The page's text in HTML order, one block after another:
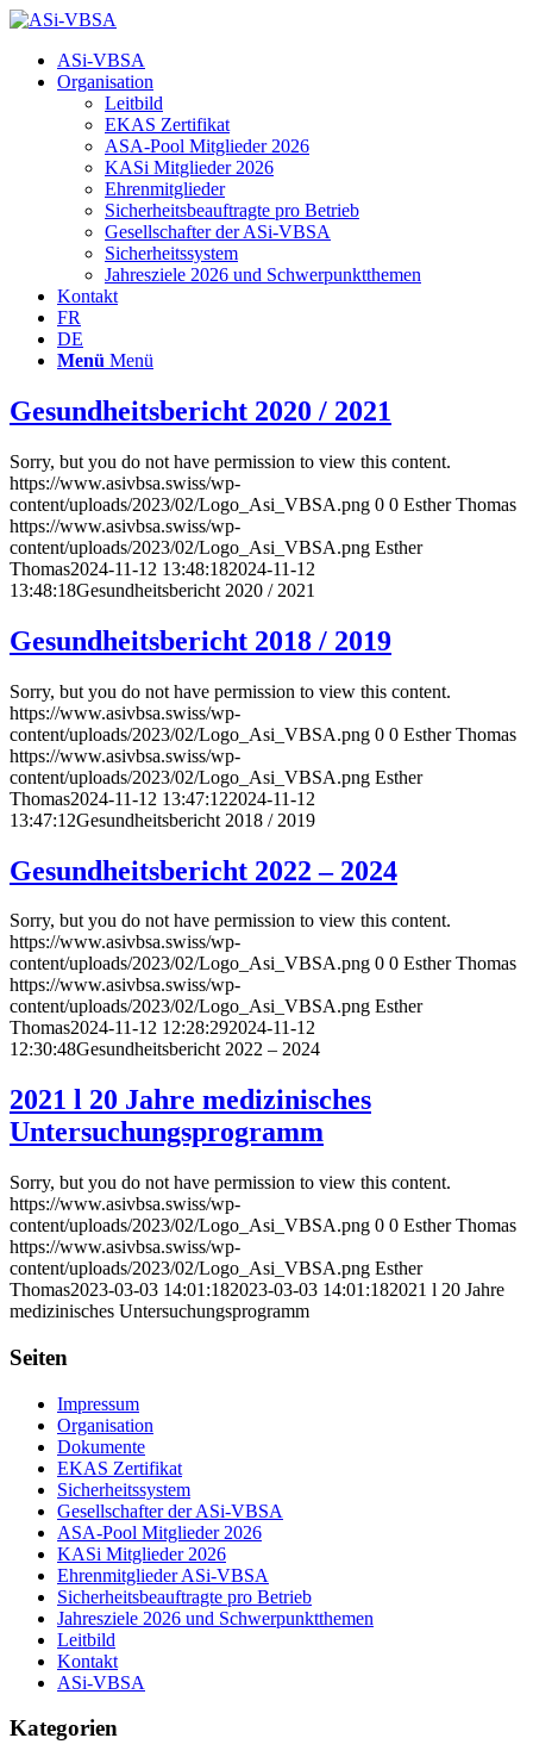
Hauptnavigation
ASi-VBSA
Organisation
Leitbild
EKAS Zertifikat
ASA-Pool Mitglieder 2026
KASi Mitglieder 2026
Ehrenmitglieder
Sicherheitsbeauftragte pro Betrieb
Gesellschafter der ASi-VBSA
Sicherheitssystem
Jahresziele 2026 und Schwerpunktthemen
Kontakt
FR
DE
Menü Menü
Gesundheitsbericht 2020 / 2021
Sorry, but you do not have permission to view this content.
https://www.asivbsa.swiss/wp-
content/uploads/2023/02/Logo_Asi_VBSA.png 0 0 Esther Thomas
https://www.asivbsa.swiss/wp-
content/uploads/2023/02/Logo_Asi_VBSA.png Esther
Thomas2024-11-12 13:48:182024-11-12
13:48:18Gesundheitsbericht 2020 / 2021
Gesundheitsbericht 2018 / 2019
Sorry, but you do not have permission to view this content.
https://www.asivbsa.swiss/wp-
content/uploads/2023/02/Logo_Asi_VBSA.png 0 0 Esther Thomas
https://www.asivbsa.swiss/wp-
content/uploads/2023/02/Logo_Asi_VBSA.png Esther
Thomas2024-11-12 13:47:122024-11-12
13:47:12Gesundheitsbericht 2018 / 2019
Gesundheitsbericht 2022 – 2024
Sorry, but you do not have permission to view this content.
https://www.asivbsa.swiss/wp-
content/uploads/2023/02/Logo_Asi_VBSA.png 0 0 Esther Thomas
https://www.asivbsa.swiss/wp-
content/uploads/2023/02/Logo_Asi_VBSA.png Esther
Thomas2024-11-12 12:28:292024-11-12
12:30:48Gesundheitsbericht 2022 – 2024
2021 l 20 Jahre medizinisches
Untersuchungsprogramm
Sorry, but you do not have permission to view this content.
https://www.asivbsa.swiss/wp-
content/uploads/2023/02/Logo_Asi_VBSA.png 0 0 Esther Thomas
https://www.asivbsa.swiss/wp-
content/uploads/2023/02/Logo_Asi_VBSA.png Esther
Thomas2023-03-03 14:01:182023-03-03 14:01:182021 l 20 Jahre
medizinisches Untersuchungsprogramm
Seiten
Impressum
Organisation
Dokumente
EKAS Zertifikat
Sicherheitssystem
Gesellschafter der ASi-VBSA
ASA-Pool Mitglieder 2026
KASi Mitglieder 2026
Ehrenmitglieder ASi-VBSA
Sicherheitsbeauftragte pro Betrieb
Jahresziele 2026 und Schwerpunktthemen
Leitbild
Kontakt
ASi-VBSA
Kategorien